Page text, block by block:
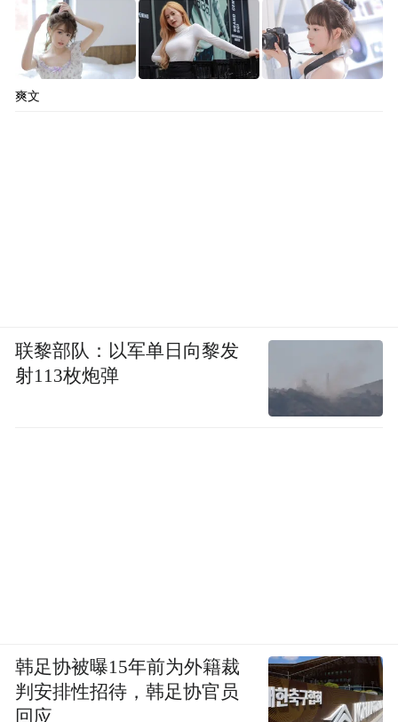
爽文
联黎部队：以军单日向黎发
射113枚炮弹
韩足协被曝15年前为外籍裁
判安排性招待，韩足协官员
回应